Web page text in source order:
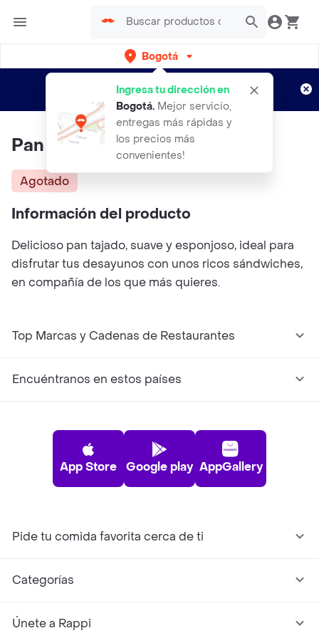
Bogotá
Ingresa tu dirección en
Bogotá. Mejor servicio,
entregas más rápidas y
los precios más
convenientes!
envíos gratis por semanas
Aplican TyC
Pan Blanco Tajado Exito
Agotado
Información del producto
Delicioso pan tajado, suave y esponjoso, ideal para
disfrutar tus desayunos con unos ricos sándwiches,
en compañía de los que más quieres.
Top Marcas y Cadenas de Restaurantes
Encuéntranos en estos países
App Store Google play AppGallery
Pide tu comida favorita cerca de ti
Categorías
Únete a Rappi